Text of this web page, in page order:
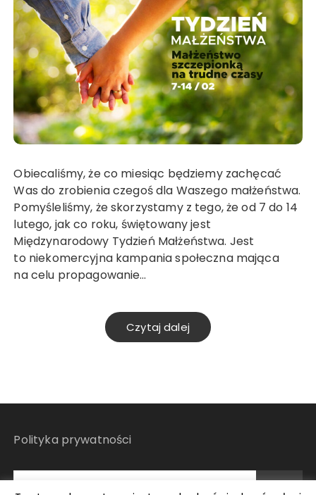
Obiecaliśmy, że co miesiąc będziemy zachęcać
Was do zrobienia czegoś dla Waszego małżeństwa.
Pomyśleliśmy, że skorzystamy z tego, że od 7 do 14
lutego, jak co roku, świętowany jest
Międzynarodowy Tydzień Małżeństwa. Jest
to niekomercyjna kampania społeczna mająca
na celu propagowanie…
Czytaj dalej
Polityka prywatności